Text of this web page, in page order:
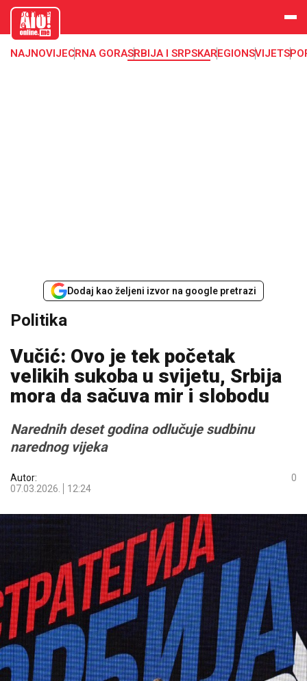
aloonline.
me
NAJNOVIJECRNA GORASRBIJA I SRPSKAREGIONSVIJET
Dodaj kao željeni izvor na google pretrazi
Politika
Vučić: Ovo je tek početak
velikih sukoba u svijetu, Srbija
mora da sačuva mir i slobodu
Narednih deset godina odlučuje sudbinu
narednog vijeka
Autor:
07.03.2026.
12:24
0